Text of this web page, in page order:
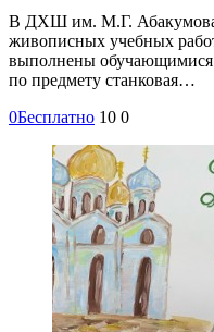
В ДХШ им. М.Г. Абакумова
живописных учебных
выполнены
по предмету станковая…
0Бесплатно 10 0